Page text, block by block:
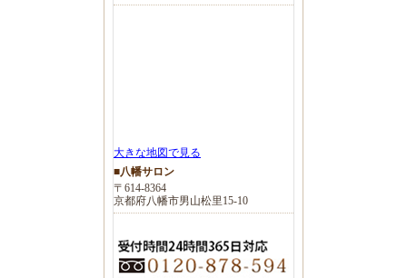
大きな地図で見る
■八幡サロン
〒614-8364
京都府八幡市男山松里15-10